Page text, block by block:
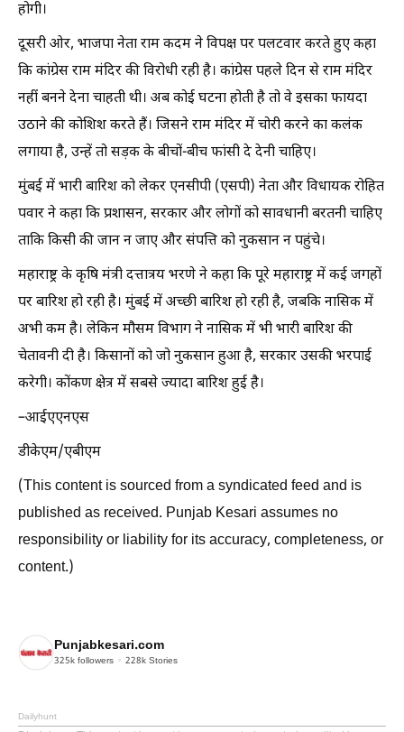
होगी।
दूसरी ओर, भाजपा नेता राम कदम ने विपक्ष पर पलटवार करते हुए कहा
कि कांग्रेस राम मंदिर की विरोधी रही है। कांग्रेस पहले दिन से राम मंदिर
नहीं बनने देना चाहती थी। अब कोई घटना होती है तो वे इसका फायदा
उठाने की कोशिश करते हैं। जिसने राम मंदिर में चोरी करने का कलंक
लगाया है, उन्हें तो सड़क के बीचों-बीच फांसी दे देनी चाहिए।
मुंबई में भारी बारिश को लेकर एनसीपी (एसपी) नेता और विधायक रोहित
पवार ने कहा कि प्रशासन, सरकार और लोगों को सावधानी बरतनी चाहिए
ताकि किसी की जान न जाए और संपत्ति को नुकसान न पहुंचे।
महाराष्ट्र के कृषि मंत्री दत्तात्रय भरणे ने कहा कि पूरे महाराष्ट्र में कई जगहों
पर बारिश हो रही है। मुंबई में अच्छी बारिश हो रही है, जबकि नासिक में
अभी कम है। लेकिन मौसम विभाग ने नासिक में भी भारी बारिश की
चेतावनी दी है। किसानों को जो नुकसान हुआ है, सरकार उसकी भरपाई
करेगी। कोंकण क्षेत्र में सबसे ज्यादा बारिश हुई है।
–आईएएनएस
डीकेएम/एबीएम
(This content is sourced from a syndicated feed and is
published as received. Punjab Kesari assumes no
responsibility or liability for its accuracy, completeness, or
content.)
Punjabkesari.com
325k followers 228k Stories
Dailyhunt